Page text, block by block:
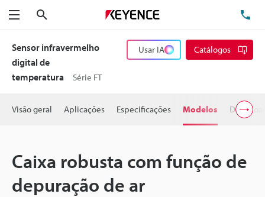
Menu
Sensor infravermelho
digital de
temperatura
Série FT
Usar IA Catálogos
Visão geral Aplicações Especificações Modelos
Caixa robusta com função de
depuração de ar